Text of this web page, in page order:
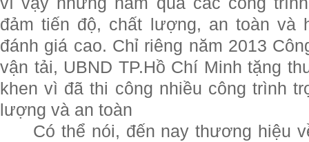
đảm tiến độ, chất lượng, an toàn và
đánh giá cao. Chỉ riêng năm 2013
vận tải, UBND TP.Hồ Chí Minh tặng
khen vì đã thi công nhiều công trình
lượng và an toàn
Có thể nói, đến nay thương hiệu